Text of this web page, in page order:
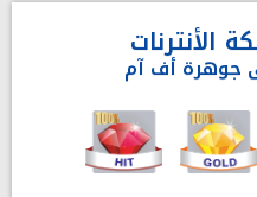
الأنترنات
جوهرة أف آم